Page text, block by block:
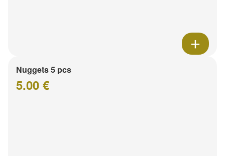
Nuggets 5 pcs
5.00 €